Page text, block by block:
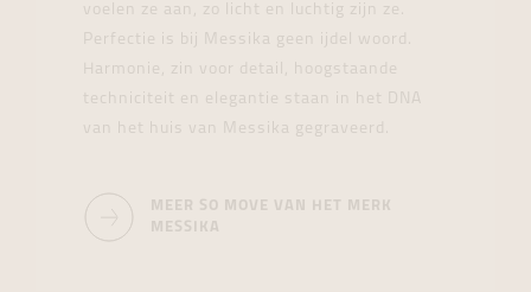
voelen ze aan, zo licht en luchtig zijn ze.
Perfectie is bij Messika geen ijdel woord.
Harmonie, zin voor detail, hoogstaande
techniciteit en elegantie staan in het DNA
van het huis van Messika gegraveerd.
MEER SO MOVE VAN HET MERK
MESSIKA